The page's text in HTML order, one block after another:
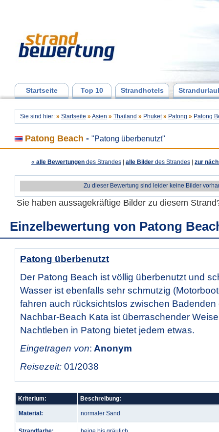
Startseite Top 10 Strandhotels
Sie sind hier: » Startseite » Asien » Thailand » Phuket » Patong » Patong
Patong Beach - "Patong überbenutzt"
« alle Bewertungen des Strandes alle Bilder des Strandes zur
Zu dieser Bewertung sind leider keine Bilder
Sie haben aussagekräftige Bilder zu diesem
Einzelbewertung von Patong
Patong überbenutzt
Der Patong Beach ist völlig überbenutzt und
Wasser ist ebenfalls sehr schmutzig
fahren auch rücksichtslos zwischen Badenden
Nachbar-Beach Kata ist überraschender
Nachtleben in Patong bietet jedem etwas.
Eingetragen von: Anonym
Reisezeit: 01/2038
Kriterium: Beschreibung:
Material: normaler Sand